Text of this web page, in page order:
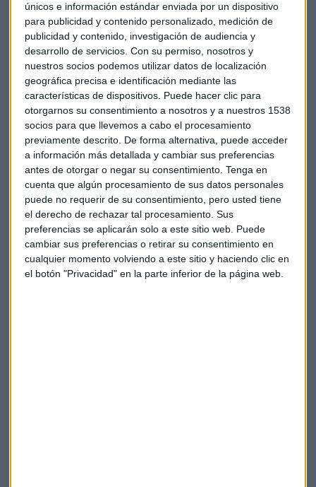
únicos e información estándar enviada por un dispositivo
para publicidad y contenido personalizado, medición de
publicidad y contenido, investigación de audiencia y
desarrollo de servicios. Con su permiso, nosotros y
nuestros socios podemos utilizar datos de localización
geográfica precisa e identificación mediante las
características de dispositivos. Puede hacer clic para
otorgarnos su consentimiento a nosotros y a nuestros 1538
socios para que llevemos a cabo el procesamiento
previamente descrito. De forma alternativa, puede acceder
a información más detallada y cambiar sus preferencias
antes de otorgar o negar su consentimiento. Tenga en
cuenta que algún procesamiento de sus datos personales
puede no requerir de su consentimiento, pero usted tiene
el derecho de rechazar tal procesamiento. Sus
preferencias se aplicarán solo a este sitio web. Puede
cambiar sus preferencias o retirar su consentimiento en
cualquier momento volviendo a este sitio y haciendo clic en
el botón "Privacidad" en la parte inferior de la página web.
Aunque ahora todo esto del negociocloudnos suena cada
vez más familiar, nada tiene que ver con los inicios de
Adobe. La compañía dio sus primeros pasos a finales de los
años 80, cuando lanzó al mercado Adobe Illustrator, un
programa que pronto se convirtió en la referencia de los
profesionales gráficos. Pocos años después, a principios de
los 90, salió uno de sus productos insignia: Adobe
Photoshop.
Estos programas, que en un principio, se instalaban de
forma tradicional mediante un CD, ahora están en la nube y
sólo pueden obtenerse mediante suscripción a Adobe
Creative Cloud. También forma parte de esa estrategia de
trasladarlo todo a la nube Document Cloud. Escuchamos a
Shantanu Narayen: